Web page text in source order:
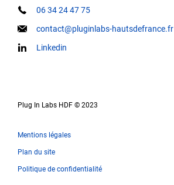
Infos de
clés
06 34 24 47 75
contact@pluginlabs-hautsdefrance.fr
Linkedin
Plug In Labs HDF © 2023
Mentions légales
Plan du site
Politique de confidentialité